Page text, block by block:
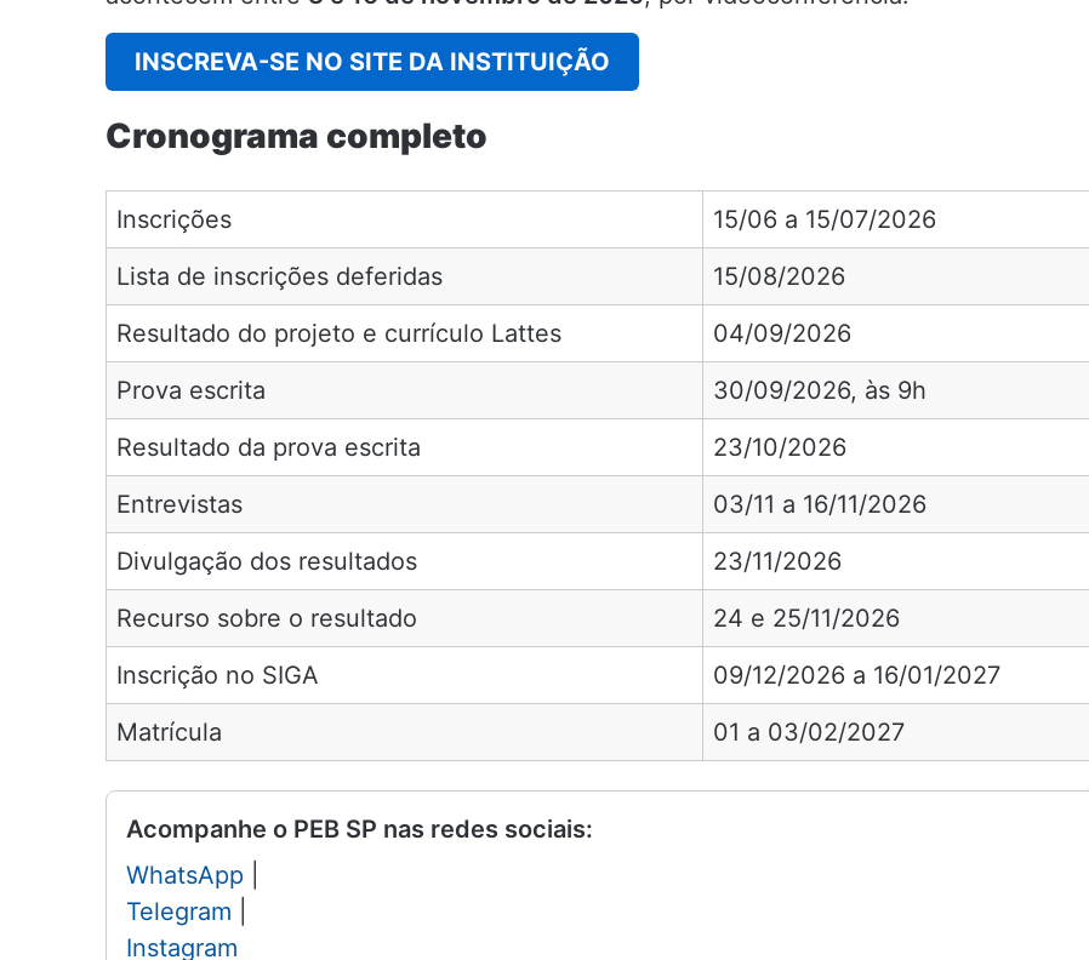
INSCREVA-SE NO SITE DA INSTITUIÇÃO
Cronograma completo
Inscrições
15/06 a 15/07/2026
Lista de inscrições deferidas
15/08/2026
Resultado do projeto e currículo Lattes
04/09/2026
Prova escrita
30/09/2026, às 9h
Resultado da prova escrita
23/10/2026
Entrevistas
03/11 a 16/11/2026
Divulgação dos resultados
23/11/2026
Recurso sobre o resultado
24 e 25/11/2026
Inscrição no SIGA
09/12/2026 a 16/01/2027
Matrícula
01 a 03/02/2027
Acompanhe o PEB SP nas redes sociais:
WhatsApp
Telegram
Instagram